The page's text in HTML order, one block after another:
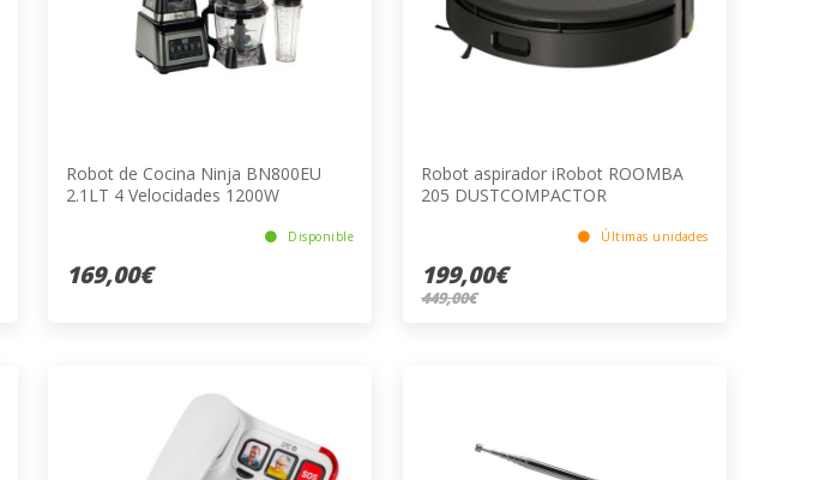
Robot de Cocina Ninja BN800EU
2.1LT 4 Velocidades 1200W
Disponible
169,00€
Robot aspirador iRobot ROOMBA
205 DUSTCOMPACTOR
Últimas unidades
199,00€
449,00€